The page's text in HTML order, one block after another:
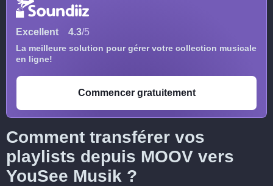
Excellent 4.3/5
La meilleure solution pour gérer votre collection musicale
en ligne!
Commencer gratuitement
Comment transférer vos
playlists depuis MOOV vers
YouSee Musik ?